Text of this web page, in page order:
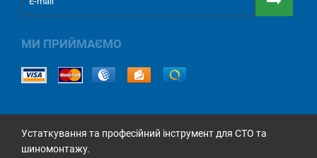
МИ ПРИЙМАЄМО
Устаткування та професійний інструмент для СТО та
шиномонтажу.